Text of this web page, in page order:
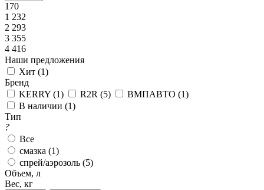
170
1 232
2 293
3 355
4 416
Наши предложения
Хит (1)
Бренд
KERRY (1) R2R (5) ВМПАВТО (1)
В наличии (1)
Тип
?
Все
смазка (1)
спрей/аэрозоль (5)
Объем, л
Вес, кг